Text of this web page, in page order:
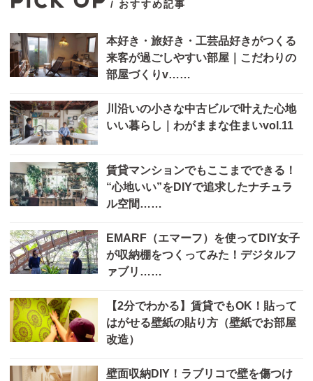
/ おすすめ記事
本好き・旅好き・工芸品好きがつくる
来客が過ごしやすい部屋｜こだわりの
部屋づくりv……
川沿いの小さな中古ビルで叶えた心地
いい暮らし｜わがままな住まいvol.11
賃貸マンションでもここまでできる！
“心地いい”をDIYで追求したナチュラ
ル空間……
EMARF（エマーフ）を使ってDIY女子
が収納棚をつくってみた！デジタルフ
ァブリ……
【2分でわかる】賃貸でもOK！貼って
はがせる壁紙の貼り方（壁紙でお部屋
改造）
壁面収納DIY！ラブリコで壁を傷つけ